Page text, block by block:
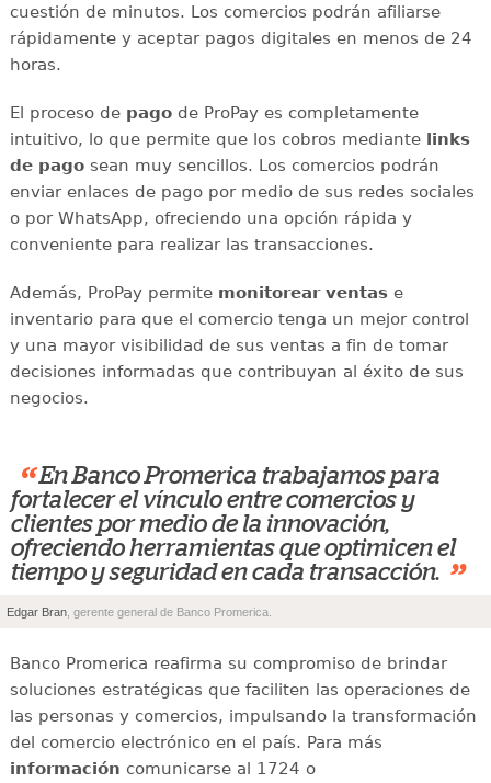
cuestión de minutos. Los comercios podrán afiliarse
rápidamente y aceptar pagos digitales en menos de 24
horas.
El proceso de pagode ProPay es completamente
intuitivo, lo que permite que los cobros mediante links
de pagosean muy sencillos. Los comercios podrán
enviar enlaces de pago por medio de sus redes sociales
o por WhatsApp, ofreciendo una opción rápida y
conveniente para realizar las transacciones.
Además, ProPay permite monitorear ventase
inventario para que el comercio tenga un mejor control
y una mayor visibilidad de sus ventas a fin de tomar
decisiones informadas que contribuyan al éxito de sus
negocios.
“ En Banco Promerica trabajamos para
fortalecer el vínculo entre comercios y
clientes por medio de la innovación,
ofreciendo herramientas que optimicen el
tiempo y seguridad en cada transacción. ”
Edgar Bran , gerente general de Banco Promerica.
Banco Promerica reafirma su compromiso de brindar
soluciones estratégicas que faciliten las operaciones de
las personas y comercios, impulsando la transformación
del comercio electrónico en el país. Para más
información comunicarse al 1724 o